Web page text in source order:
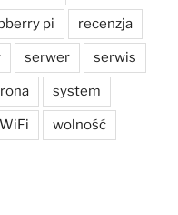
pi recenzja
serwer serwis
system
WiFi wolność